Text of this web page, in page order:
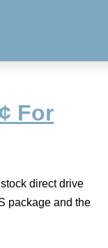
For
direct drive
package and the